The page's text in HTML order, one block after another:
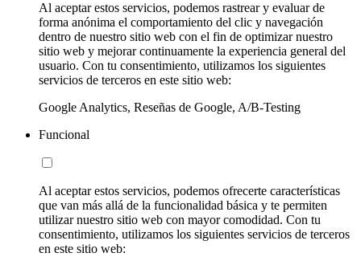
Al aceptar estos servicios, podemos rastrear y evaluar de
forma anónima el comportamiento del clic y navegación
dentro de nuestro sitio web con el fin de optimizar nuestro
sitio web y mejorar continuamente la experiencia general del
usuario. Con tu consentimiento, utilizamos los siguientes
servicios de terceros en este sitio web:
Google Analytics, Reseñas de Google, A/B-Testing
Funcional
Al aceptar estos servicios, podemos ofrecerte características
que van más allá de la funcionalidad básica y te permiten
utilizar nuestro sitio web con mayor comodidad. Con tu
consentimiento, utilizamos los siguientes servicios de terceros
en este sitio web: